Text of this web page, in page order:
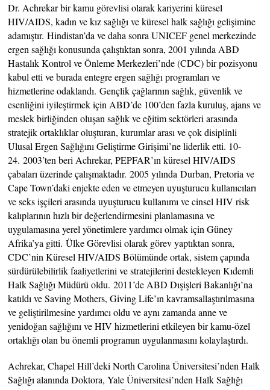
Dr. Achrekar bir kamu görevlisi olarak kariyerini küresel
HIV/AIDS, kadın ve kız sağlığı ve küresel halk sağlığı gelişimine
adamıştır. Hindistan’da ve daha sonra UNICEF genel merkezinde
ergen sağlığı konusunda çalıştıktan sonra, 2001 yılında ABD
Hastalık Kontrol ve Önleme Merkezleri’nde (CDC) bir pozisyonu
kabul etti ve burada entegre ergen sağlığı programları ve
hizmetlerine odaklandı. Gençlik çağlarının sağlık, güvenlik ve
esenliğini iyileştirmek için ABD’de 100’den fazla kuruluş, ajans ve
meslek birliğinden oluşan sağlık ve eğitim sektörleri arasında
stratejik ortaklıklar oluşturan, kurumlar arası ve çok disiplinli
Ulusal Ergen Sağlığını Geliştirme Girişimi’ne liderlik etti. 10-
24. 2003’ten beri Achrekar, PEPFAR’ın küresel HIV/AIDS
çabaları üzerinde çalışmaktadır. 2005 yılında Durban, Pretoria ve
Cape Town’daki enjekte eden ve etmeyen uyuşturucu kullanıcıları
ve seks işçileri arasında uyuşturucu kullanımı ve cinsel HIV risk
kalıplarının hızlı bir değerlendirmesini planlamasına ve
uygulamasına yerel yönetimlere yardımcı olmak için Güney
Afrika’ya gitti. Ülke Görevlisi olarak görev yaptıktan sonra,
CDC’nin Küresel HIV/AIDS Bölümünde ortak, sistem çapında
sürdürülebilirlik faaliyetlerini ve stratejilerini destekleyen Kıdemli
Halk Sağlığı Müdürü oldu. 2011’de ABD Dışişleri Bakanlığı’na
katıldı ve Saving Mothers, Giving Life’ın kavramsallaştırılmasına
ve geliştirilmesine yardımcı oldu ve aynı zamanda anne ve
yenidoğan sağlığını ve HIV hizmetlerini etkileyen bir kamu-özel
ortaklığı olan bu önemli programın uygulanmasını kolaylaştırdı.
Achrekar, Chapel Hill’deki North Carolina Üniversitesi’nden Halk
Sağlığı alanında Doktora, Yale Üniversitesi’nden Halk Sağlığı